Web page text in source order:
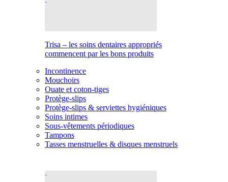
Trisa – les soins dentaires appropriés
commencent par les bons produits
Incontinence
Mouchoirs
Ouate et coton-tiges
Protège-slips
Protège-slips & serviettes hygiéniques
Soins intimes
Sous-vêtements périodiques
Tampons
Tasses menstruelles & disques menstruels